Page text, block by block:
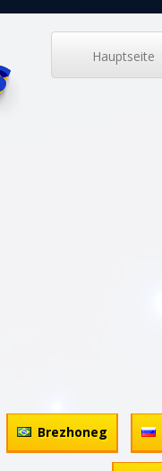
Hauptseite
Brezhoneg